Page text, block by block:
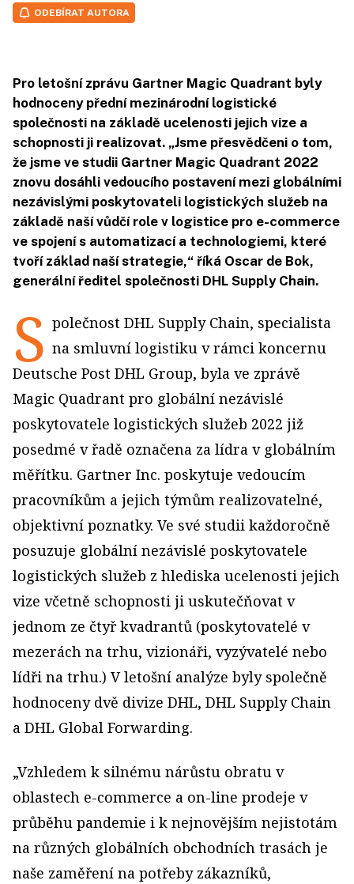
ODEBÍRAT AUTORA
Pro letošní zprávu Gartner Magic Quadrant byly
hodnoceny přední mezinárodní logistické
společnosti na základě ucelenosti jejich vize a
schopnosti ji realizovat. „Jsme přesvědčeni o tom,
že jsme ve studii Gartner Magic Quadrant 2022
znovu dosáhli vedoucího postavení mezi globálními
nezávislými poskytovateli logistických služeb na
základě naší vůdčí role v logistice pro e-commerce
ve spojení s automatizací a technologiemi, které
tvoří základ naší strategie,“ říká Oscar de Bok,
generální ředitel společnosti DHL Supply Chain.
S polečnost DHL Supply Chain, specialista
na smluvní logistiku v rámci koncernu
Deutsche Post DHL Group, byla ve zprávě
Magic Quadrant pro globální nezávislé
poskytovatele logistických služeb 2022 již
posedmé v řadě označena za lídra v globálním
měřítku. Gartner Inc. poskytuje vedoucím
pracovníkům a jejich týmům realizovatelné,
objektivní poznatky. Ve své studii každoročně
posuzuje globální nezávislé poskytovatele
logistických služeb z hlediska ucelenosti jejich
vize včetně schopnosti ji uskutečňovat v
jednom ze čtyř kvadrantů (poskytovatelé v
mezerách na trhu, vizionáři, vyzývatelé nebo
lídři na trhu.) V letošní analýze byly společně
hodnoceny dvě divize DHL, DHL Supply Chain
a DHL Global Forwarding.
„Vzhledem k silnému nárůstu obratu v
oblastech e-commerce a on-line prodeje v
průběhu pandemie i k nejnovějším nejistotám
na různých globálních obchodních trasách je
naše zaměření na potřeby zákazníků,